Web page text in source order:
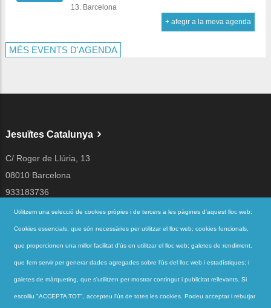
13. Barcelona
+ afegir a la meva agenda
MÉS EVENTS D'AGENDA
Jesuïtes Catalunya
C/ Roger de Llúria, 13
08010 Barcelona
933183736
jesuites@jesuites.net
Segueix-nos a
Utilitzem una selecció de cookies pròpies i de tercers a les pàgines d'aquest lloc web:
Cookies essencials, que són necessàries per utilitzar el lloc web; cookies funcionals,
que proporcionen una millor facilitat d'ús en utilitzar el lloc web; galetes de rendiment,
que fem servir per generar dades agregades sobre l'ús del lloc web i estadístiques; i
galetes de màrqueting, que s'utilitzen per mostrar contingut i publicitat rellevants. Si
escolliu "ACCEPTA TOT", accepteu l'ús de totes les cookies. Podeu acceptar i rebutjar